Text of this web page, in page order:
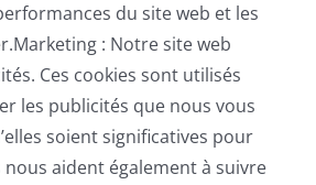
du site web et les
: Notre site web
Ces cookies sont utilisés
les publicités que nous vous
soient significatives pour
nous aident également à suivre